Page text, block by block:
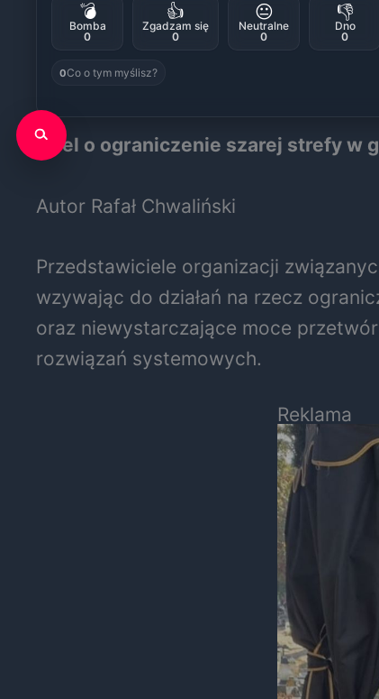
💣
Bomba
0
👍
Zgadzam się
0
😐
Neutralne
0
👎
Dno
0
0Co o tym myślisz?
Apel o ograniczenie szarej strefy w
Autor Rafał Chwaliński
Przedstawiciele organizacji
wzywając do działań na rzecz
oraz niewystarczające moce
rozwiązań systemowych.
Reklama